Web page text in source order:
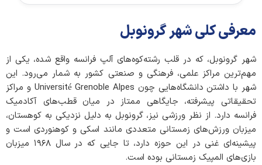
معرفی کلی شهر گرونوبل
شهر گرونوبل، که در قلب رشته‌کوه‌های آلپ فرانسه واقع شده، یکی از
مهم‌ترین مراکز علمی، فرهنگی و صنعتی کشور به شمار می‌رود. این
شهر با داشتن دانشگاه‌هایی چون Université Grenoble Alpes و مراکز
تحقیقاتی پیشرفته، جایگاهی ممتاز در میان قطب‌های آکادمیک
فرانسه دارد. از نظر ورزشی نیز، گرونوبل به دلیل نزدیکی به کوهستان،
میزبان ورزش‌های زمستانی متعددی مانند اسکی و کوهنوردی است و
پیشینه‌ای غنی در این حوزه دارد، تا جایی که در سال ۱۹۶۸ میزبان
بازی‌های المپیک زمستانی بوده است.